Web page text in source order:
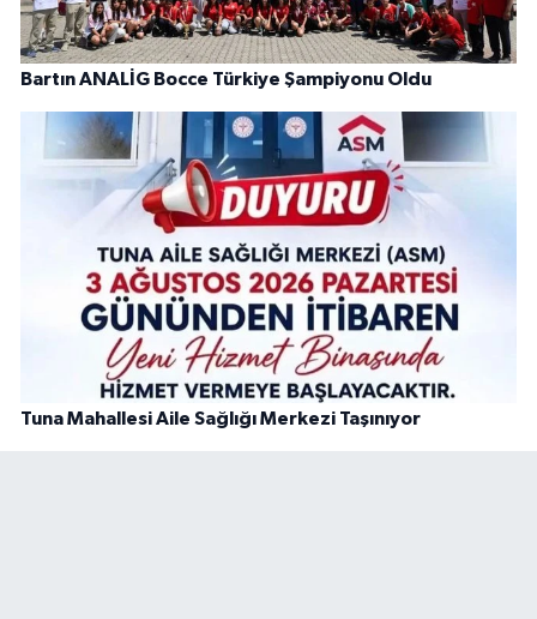
Bartın ANALİG Bocce Türkiye Şampiyonu Oldu
Tuna Mahallesi Aile Sağlığı Merkezi Taşınıyor